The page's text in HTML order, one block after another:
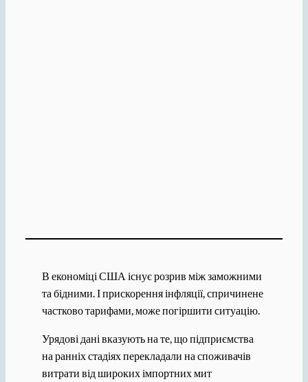
В економіці США існує розрив між заможними
та бідними. І прискорення інфляції, спричинене
частково тарифами, може погіршити ситуацію.
Урядові дані вказують на те, що підприємства
на ранніх стадіях перекладали на споживачів
витрати від широких імпортних мит